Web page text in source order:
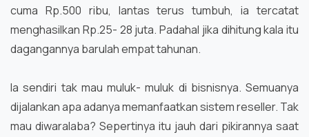
cuma Rp.500 ribu, lantas terus tumbuh, ia tercatat
menghasilkan Rp.25- 28 juta. Padahal jika dihitung kala itu
dagangannya barulah empat tahunan.
Ia sendiri tak mau muluk- muluk di bisnisnya. Semuanya
dijalankan apa adanya memanfaatkan sistem reseller. Tak
mau diwaralaba? Sepertinya itu jauh dari pikirannya saat